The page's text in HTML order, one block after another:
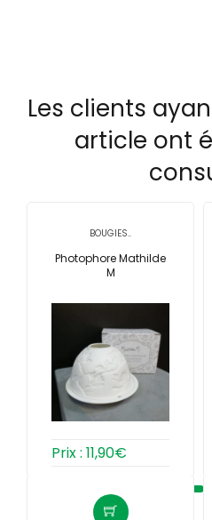
Les clients
article ont
BOUGIES..
Photophore Mathilde
M
Prix : 11,90€